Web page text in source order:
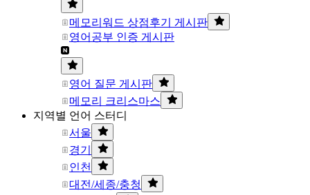
메모리워드 상점후기 게시판
영어공부 인증 게시판
영어 질문 게시판
메모리 크리스마스
지역별 언어 스터디
서울
경기
인천
대전/세종/충청